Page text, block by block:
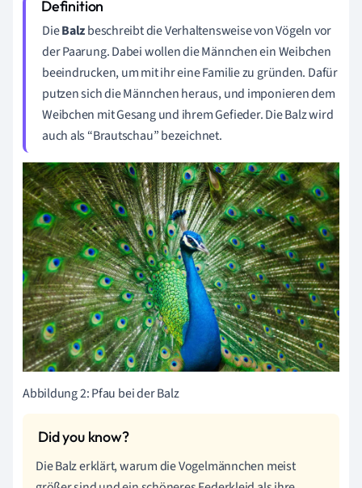
DieBalzbeschreibt die Verhaltensweise von Vögeln vor
der Paarung. Dabei wollen die Männchen ein Weibchen
beeindrucken, um mit ihr eine Familie zu gründen. Dafür
putzen sich die Männchen heraus, und imponieren dem
Weibchen mit Gesang und ihrem Gefieder. Die Balz wird
auch als “Brautschau” bezeichnet.
Abbildung 2: Pfau bei der Balz
Die Balz erklärt, warum die Vogelmännchen meist